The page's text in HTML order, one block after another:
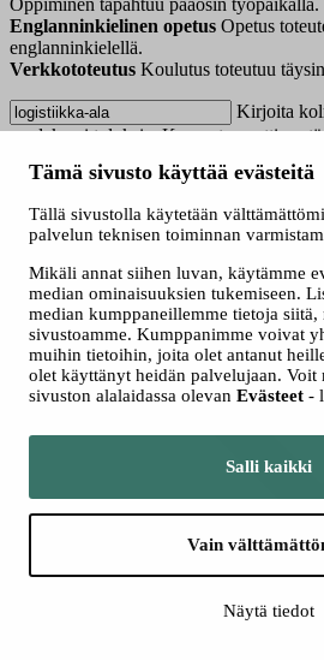
Tämä sivusto käyttää evästeitä
Tällä sivustolla käytetään
palvelun teknisen toiminnan
Mikäli annat siihen luvan, käytämme
median ominaisuuksien tukemiseen.
median kumppaneillemme tietoja siitä,
sivustoamme. Kumppanimme voivat
muihin tietoihin, joita olet antanut
olet käyttänyt heidän palvelujaan. Voit
sivuston alalaidassa olevan Evästeet -
Salli kaikki
Vain
Näytä tiedot
Englanninkielinen opetus Opetus
englanninkielellä.
Verkkototeutus Koulutus toteutuu
Kirjoita
saadaksesi tuloksia. Kun automaattisen
valintaan. Kosketuslaitteiden käyttäjille,
Näytä vain nyt haussa olevat
Valitse hakutapa
Kaikki
Jatkuva haku
Yhteishaku